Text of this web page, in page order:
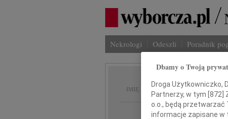
Nekrologi Odeszli Poradnik
IMIĘ I NAZWISKO:
REGION: Warszawa, Płock
Dbamy o Twoją
Droga Użytkowniczko,
Partnerzy, w tym [872]
o.o., będą przetwarzać
informacje zapisane w